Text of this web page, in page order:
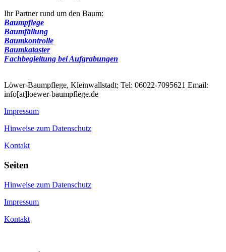
Ihr Partner rund um den Baum:
Baumpflege
Baumfällung
Baumkontrolle
Baumkataster
Fachbegleitung bei Aufgrabungen
Löwer-Baumpflege, Kleinwallstadt; Tel: 06022-7095621 Email:
info[at]loewer-baumpflege.de
Impressum
Hinweise zum Datenschutz
Kontakt
Seiten
Hinweise zum Datenschutz
Impressum
Kontakt